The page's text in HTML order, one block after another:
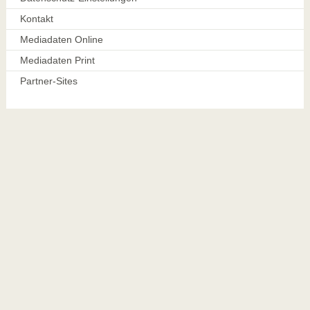
Kontakt
Mediadaten Online
Mediadaten Print
Partner-Sites